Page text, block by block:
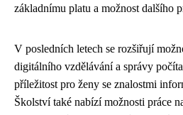
základnímu platu a možnost dalšího
V posledních letech se rozšiřují
digitálního vzdělávání a správy
příležitost pro ženy se znalostmi
Školství také nabízí možnosti práce